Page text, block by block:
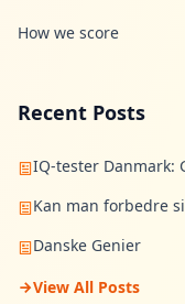
How we score
Recent Posts
IQ-tester Danmark:
Kan man forbedre
Danske Genier
View All Posts